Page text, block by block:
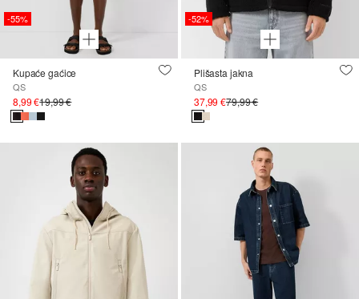
-55%
Kupaće gaćice
QS
8,99 €19,99 €
-52%
Plišasta jakna
QS
37,99 €79,99 €